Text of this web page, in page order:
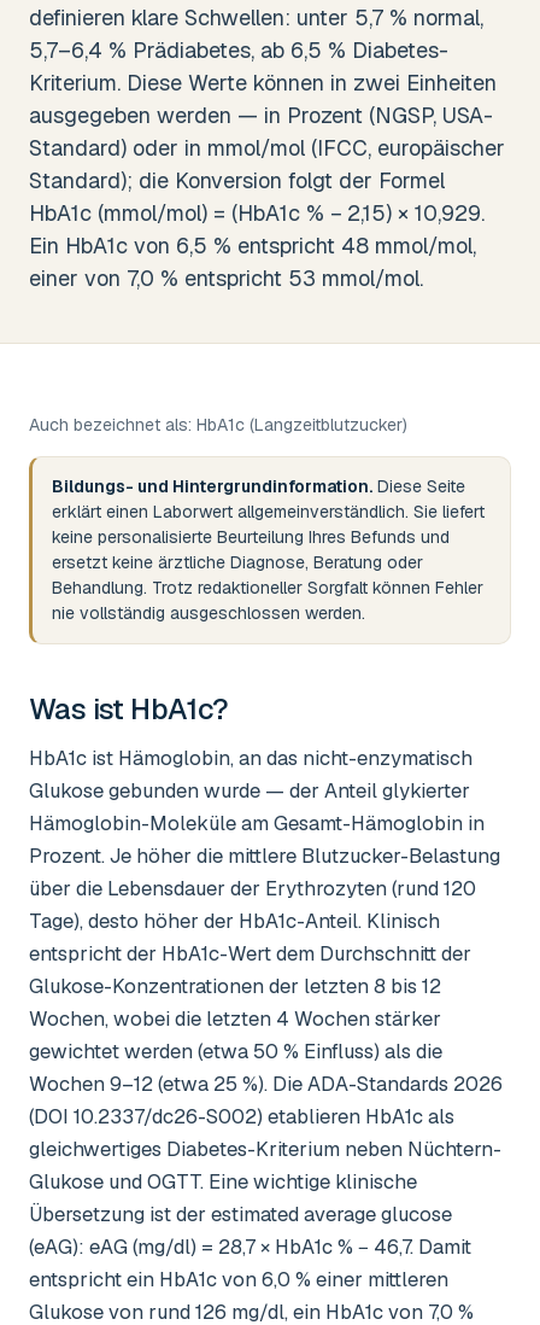
definieren klare Schwellen: unter 5,7 % normal,
5,7–6,4 % Prädiabetes, ab 6,5 % Diabetes-
Kriterium. Diese Werte können in zwei Einheiten
ausgegeben werden — in Prozent (NGSP, USA-
Standard) oder in mmol/mol (IFCC, europäischer
Standard); die Konversion folgt der Formel
HbA1c (mmol/mol) = (HbA1c % − 2,15) × 10,929.
Ein HbA1c von 6,5 % entspricht 48 mmol/mol,
einer von 7,0 % entspricht 53 mmol/mol.
Auch bezeichnet als: HbA1c (Langzeitblutzucker)
Bildungs- und Hintergrundinformation. Diese Seite
erklärt einen Laborwert allgemeinverständlich. Sie liefert
keine personalisierte Beurteilung Ihres Befunds und
ersetzt keine ärztliche Diagnose, Beratung oder
Behandlung. Trotz redaktioneller Sorgfalt können Fehler
nie vollständig ausgeschlossen werden.
Was ist HbA1c?
HbA1c ist Hämoglobin, an das nicht-enzymatisch
Glukose gebunden wurde — der Anteil glykierter
Hämoglobin-Moleküle am Gesamt-Hämoglobin in
Prozent. Je höher die mittlere Blutzucker-Belastung
über die Lebensdauer der Erythrozyten (rund 120
Tage), desto höher der HbA1c-Anteil. Klinisch
entspricht der HbA1c-Wert dem Durchschnitt der
Glukose-Konzentrationen der letzten 8 bis 12
Wochen, wobei die letzten 4 Wochen stärker
gewichtet werden (etwa 50 % Einfluss) als die
Wochen 9–12 (etwa 25 %). Die ADA-Standards 2026
(DOI 10.2337/dc26-S002) etablieren HbA1c als
gleichwertiges Diabetes-Kriterium neben Nüchtern-
Glukose und OGTT. Eine wichtige klinische
Übersetzung ist der estimated average glucose
(eAG): eAG (mg/dl) = 28,7 × HbA1c % − 46,7. Damit
entspricht ein HbA1c von 6,0 % einer mittleren
Glukose von rund 126 mg/dl, ein HbA1c von 7,0 %